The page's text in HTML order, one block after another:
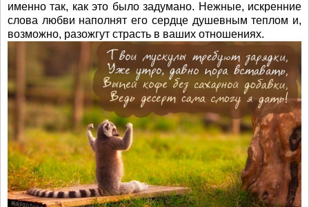
именно так, как это было задумано. Нежные, искренние
слова любви наполнят его сердце душевным теплом и,
возможно, разожгут страсть в ваших отношениях.